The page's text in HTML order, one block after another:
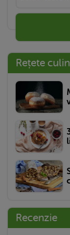
Rețete
Recenzie